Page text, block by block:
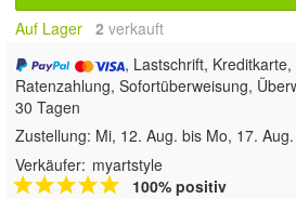
Auf Lager 2 verkauft
, Lastschrift,
Ratenzahlung, Sofortüberweisung,
30 Tagen
Zustellung: Mi, 12. Aug. bis Mo, 17. Aug.
Verkäufer: myartstyle
100% positiv